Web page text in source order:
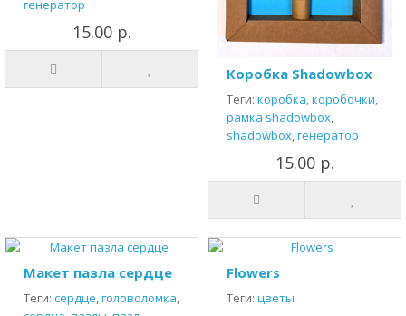
генератор
15.00 р.
Коробка Shadowbox
Теги: коробка,коробочки,
рамка shadowbox,
shadowbox,генератор
15.00 р.
Макет пазла сердце
Теги: сердце,головоломка,
Flowers
Теги: цветы